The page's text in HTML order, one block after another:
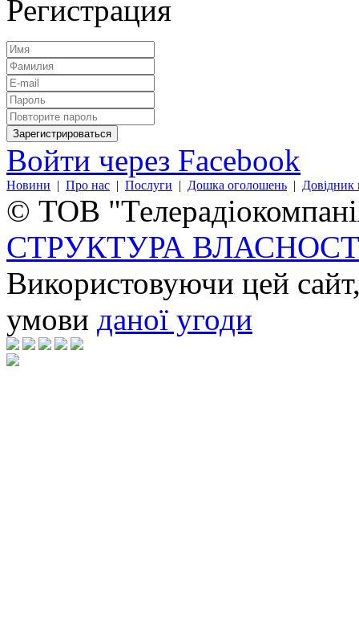
Регистрация
Войти через Facebook
Новини | Про нас | Послуги | Дошка оголошень | Довідник
© ТОВ
СТРУКТУРА
Використовуючи цей
умови даної угоди